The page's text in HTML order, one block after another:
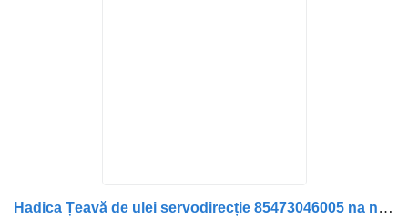
Hadica Țeavă de ulei servodirecție 85473046005 na nákladného auta MAN – Coduri: 85473046005, 85473030078